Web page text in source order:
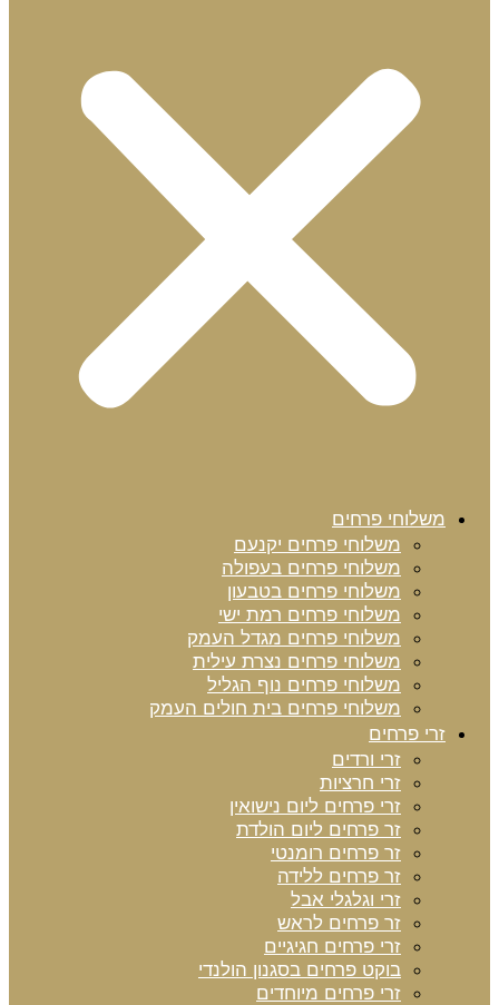
משלוחי פרחים
משלוחי פרחים יקנעם
משלוחי פרחים בעפולה
משלוחי פרחים בטבעון
משלוחי פרחים רמת ישי
משלוחי פרחים מגדל העמק
משלוחי פרחים נצרת עילית
משלוחי פרחים נוף הגליל
משלוחי פרחים בית חולים העמק
זרי פרחים
זרי ורדים
זרי חרציות
זרי פרחים ליום נישואין
זר פרחים ליום הולדת
זר פרחים רומנטי
זר פרחים ללידה
זרי וגלגלי אבל
זר פרחים לראש
זרי פרחים חגיגיים
בוקט פרחים בסגנון הולנדי
זרי פרחים מיוחדים